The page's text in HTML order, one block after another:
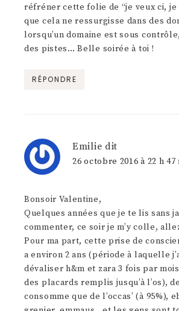
réfréner cette folie de “je veux ci, je
que cela ne ressurgisse dans des
lorsqu’un domaine est sous
des pistes… Belle soirée à toi !
RÉPONDRE
Emilie dit
26 octobre 2016 à 22 h 47
Bonsoir Valentine,
Quelques années que je te lis sans
commenter, ce soir je m’y colle,
Pour ma part, cette prise de
a environ 2 ans (période à laquelle
dévaliser h&m et zara 3 fois par
des placards remplis jusqu’à l’os),
consomme que de l’occas’ (à 95%),